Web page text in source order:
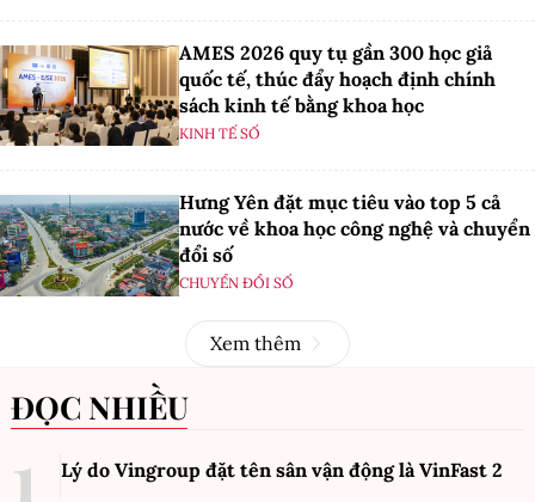
AMES 2026 quy tụ gần 300 học giả
quốc tế, thúc đẩy hoạch định chính
sách kinh tế bằng khoa học
KINH TẾ SỐ
Hưng Yên đặt mục tiêu vào top 5 cả
nước về khoa học công nghệ và chuyển
đổi số
CHUYỂN ĐỔI SỐ
Xem thêm
ĐỌC NHIỀU
Lý do Vingroup đặt tên sân vận động là VinFast 2